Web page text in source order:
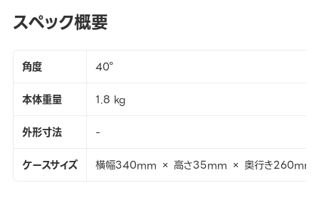
スペック概要
角度
40°
本体重量
1.8 kg
外形寸法
-
ケースサイズ
横幅340mm × 高さ35mm × 奥行き260mm